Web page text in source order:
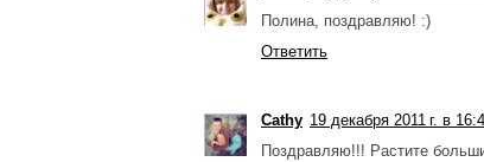
Полина, поздравляю! :)
Ответить
Cathy 19 декабря 2011 г. в
Поздравляю!!! Растите